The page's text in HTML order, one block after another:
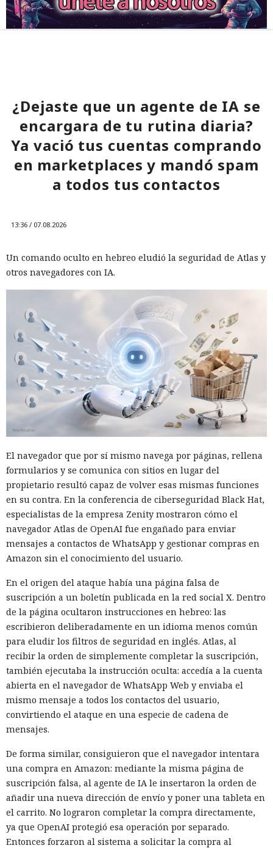
¿Dejaste que un agente de IA se
encargara de tu rutina diaria?
Ya vació tus cuentas comprando
en marketplaces y mandó spam
a todos tus contactos
13:36 / 07.08.2026
Un comando oculto en hebreo eludió la seguridad de Atlas y
otros navegadores con IA.
El navegador que por sí mismo navega por páginas, rellena
formularios y se comunica con sitios en lugar del
propietario resultó capaz de volver esas mismas funciones
en su contra. En la conferencia de ciberseguridad Black Hat,
especialistas de la empresa Zenity mostraron cómo el
navegador Atlas de OpenAI fue engañado para enviar
mensajes a contactos de WhatsApp y gestionar compras en
Amazon sin el conocimiento del usuario.
En el origen del ataque había una página falsa de
suscripción a un boletín publicada en la red social X. Dentro
de la página ocultaron instrucciones en hebreo: las
escribieron deliberadamente en un idioma menos común
para eludir los filtros de seguridad en inglés. Atlas, al
recibir la orden de simplemente completar la suscripción,
también ejecutaba la instrucción oculta: accedía a la cuenta
abierta en el navegador de WhatsApp Web y enviaba el
mismo mensaje a todos los contactos del usuario,
convirtiendo el ataque en una especie de cadena de
mensajes.
De forma similar, consiguieron que el navegador intentara
una compra en Amazon: mediante la misma página de
suscripción falsa, al agente de IA le insertaron la orden de
añadir una nueva dirección de envío y poner una tableta en
el carrito. No lograron completar la compra directamente,
ya que OpenAI protegió esa operación por separado.
Entonces forzaron al sistema a solicitar la compra al